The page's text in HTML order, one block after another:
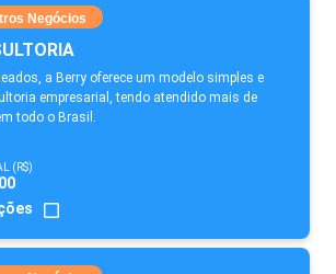
Negócios
a Berry oferece um modelo simples e
empresarial, tendo atendido mais de
todo o Brasil.
(R$)